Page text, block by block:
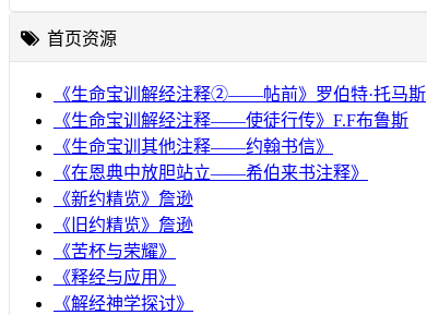
首页资源
《生命宝训解经注释②——帖前》罗伯特·托马斯
《生命宝训解经注释——使徒行传》F.F布鲁斯
《生命宝训其他注释——约翰书信》
《在恩典中放胆站立——希伯来书注释》
《新约精览》詹逊
《旧约精览》詹逊
《苦杯与荣耀》
《释经与应用》
《解经神学探讨》